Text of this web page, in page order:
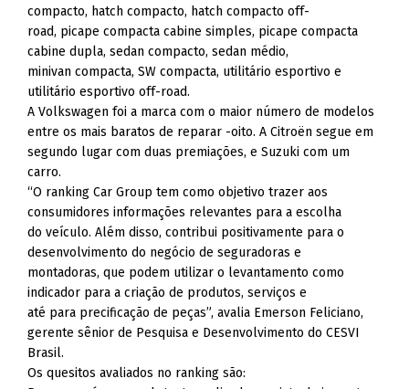
compacto, hatch compacto, hatch compacto off-
road, picape compacta cabine simples, picape compacta
cabine dupla, sedan compacto, sedan médio,
minivan compacta, SW compacta, utilitário esportivo e
utilitário esportivo off-road.
A Volkswagen foi a marca com o maior número de modelos
entre os mais baratos de reparar -oito. A Citroën segue em
segundo lugar com duas premiações, e Suzuki com um
carro.
“O ranking Car Group tem como objetivo trazer aos
consumidores informações relevantes para a escolha
do veículo. Além disso, contribui positivamente para o
desenvolvimento do negócio de seguradoras e
montadoras, que podem utilizar o levantamento como
indicador para a criação de produtos, serviços e
até para precificação de peças”, avalia Emerson Feliciano,
gerente sênior de Pesquisa e Desenvolvimento do CESVI
Brasil.
Os quesitos avaliados no ranking são: